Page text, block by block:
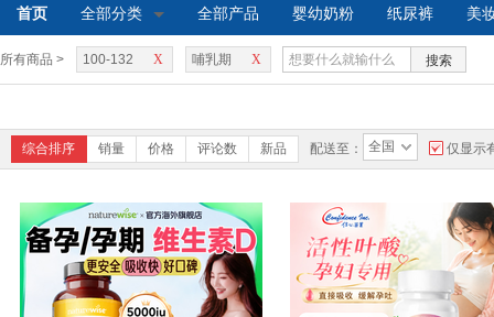
首页 全部分类 全部产品 婴幼奶粉 纸尿裤 美
所有商品 > X
100-132 X
哺乳期 搜索
综合排序 销量 价格 评论数 新品 配送至： 全国 仅显示